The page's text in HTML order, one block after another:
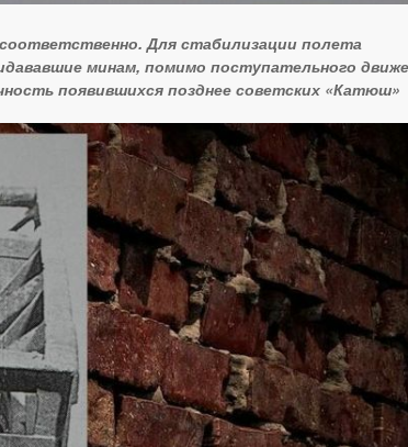
Для стабилизации полета
минам, помимо поступательного
появившихся позднее советских «Катюш»